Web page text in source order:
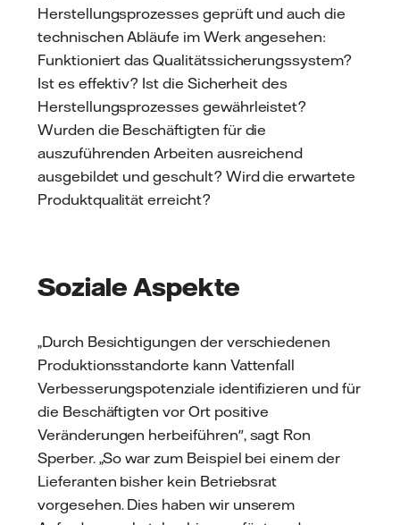
Herstellungsprozesses geprüft und auch die
technischen Abläufe im Werk angesehen:
Funktioniert das Qualitätssicherungssystem?
Ist es effektiv? Ist die Sicherheit des
Herstellungsprozesses gewährleistet?
Wurden die Beschäftigten für die
auszuführenden Arbeiten ausreichend
ausgebildet und geschult? Wird die erwartete
Produktqualität erreicht?
Soziale Aspekte
„Durch Besichtigungen der verschiedenen
Produktionsstandorte kann Vattenfall
Verbesserungspotenziale identifizieren und für
die Beschäftigten vor Ort positive
Veränderungen herbeiführen", sagt Ron
Sperber. „So war zum Beispiel bei einem der
Lieferanten bisher kein Betriebsrat
vorgesehen. Dies haben wir unserem